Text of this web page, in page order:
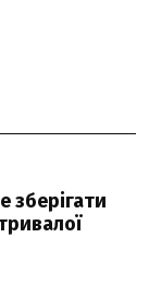
зберігати